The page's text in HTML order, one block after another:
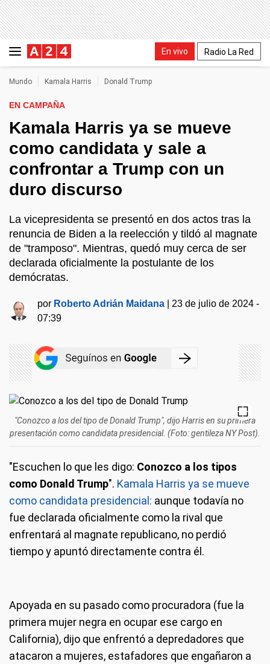
En vivo Radio La Red
Mundo Kamala Harris Donald Trump
EN CAMPAÑA
Kamala Harris ya se mueve
como candidata y sale a
confrontar a Trump con un
duro discurso
La vicepresidenta se presentó en dos actos tras la
renuncia de Biden a la reelección y tildó al magnate
de "tramposo". Mientras, quedó muy cerca de ser
declarada oficialmente la postulante de los
demócratas.
por Roberto Adrián Maidana
23 de julio de 2024 -
07:39
"Conozco a los del tipo de Donald Trump", dijo Harris en su primera
presentación como candidata presidencial. (Foto: gentileza NY Post).
"Escuchen lo que les digo: Conozco a los tipos
como Donald Trump". Kamala Harris ya se mueve
como candidata presidencial: aunque todavía no
fue declarada oficialmente como la rival que
enfrentará al magnate republicano, no perdió
tiempo y apuntó directamente contra él.
Apoyada en su pasado como procuradora (fue la
primera mujer negra en ocupar ese cargo en
California), dijo que enfrentó a depredadores que
atacaron a mujeres, estafadores que engañaron a